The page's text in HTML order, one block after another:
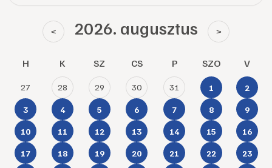
< 2026. augusztus >
H K SZ CS P SZO V
27 28 29 30 31 1 2
3 4 5 6 7 8 9
10 11 12 13 14 15 16
17 18 19 20 21 22 23